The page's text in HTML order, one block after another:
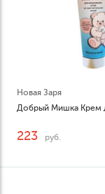
Новая Заря
223 руб.